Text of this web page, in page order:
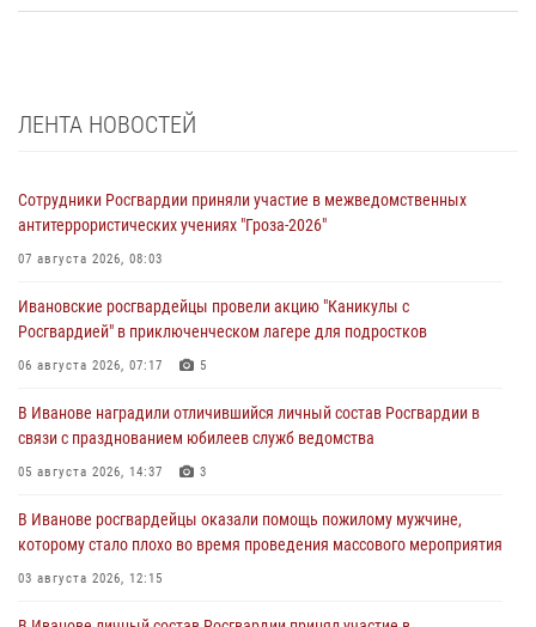
ЛЕНТА НОВОСТЕЙ
Сотрудники Росгвардии приняли участие в межведомственных
антитеррористических учениях "Гроза-2026"
07 августа 2026, 08:03
Ивановские росгвардейцы провели акцию "Каникулы с
Росгвардией" в приключенческом лагере для подростков
06 августа 2026, 07:17 5
В Иванове наградили отличившийся личный состав Росгвардии в
связи с празднованием юбилеев служб ведомства
05 августа 2026, 14:37 3
В Иванове росгвардейцы оказали помощь пожилому мужчине,
которому стало плохо во время проведения массового мероприятия
03 августа 2026, 12:15